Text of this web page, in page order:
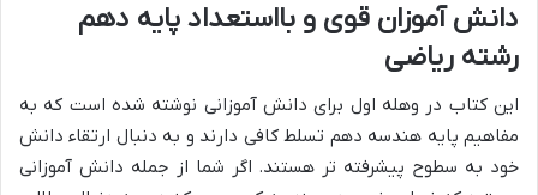
دانش آموزان قوی و بااستعداد پایه دهم
رشته ریاضی
این کتاب در وهله اول برای دانش آموزانی نوشته شده است که به
مفاهیم پایه هندسه دهم تسلط کافی دارند و به دنبال ارتقاء دانش
خود به سطوح پیشرفته تر هستند. اگر شما از جمله دانش آموزانی